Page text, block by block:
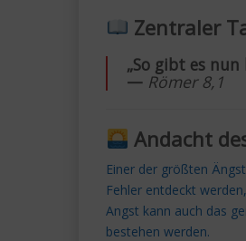
Zentraler
„So gibt es
— Römer 8,1
Andacht
Einer der größten
Fehler entdeckt
Angst kann auch das
bestehen werden.